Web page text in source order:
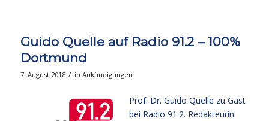
Guido Quelle auf Radio 91.2 – 100%
Dortmund
7. August 2018 / in Ankündigungen
Prof. Dr. Guido Quelle zu Gast
bei Radio 91.2. Redakteurin